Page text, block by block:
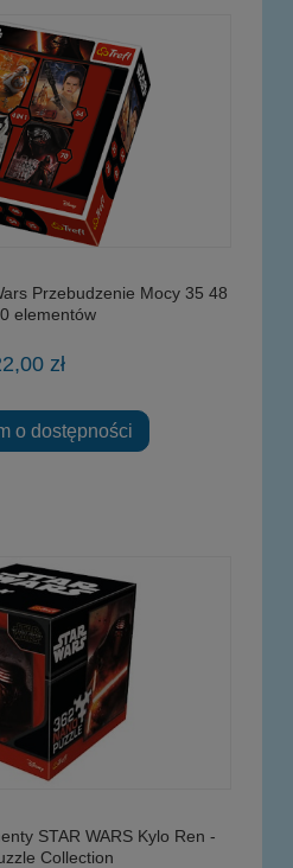
Przebudzenie Mocy 35 48
elementów
zł
o dostępności
STAR WARS Kylo Ren -
Collection